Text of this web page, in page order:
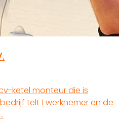
ketel monteur die is
telt 1 werknemer en de